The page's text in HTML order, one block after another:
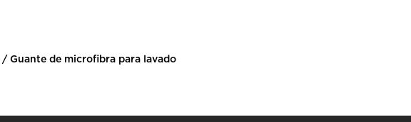
/ Guante de microfibra para lavado